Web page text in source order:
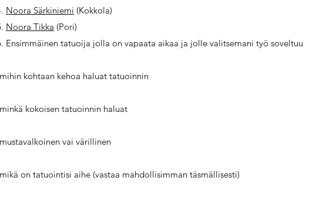
Noora Särkiniemi (Kokkola)
Noora Tikka (Pori)
Ensimmäinen tatuoija jolla on vapaata aikaa ja jolle valitsemani työ soveltuu
kohtaan kehoa haluat tatuoinnin
kokoisen tatuoinnin haluat
vai värillinen
on tatuointisi aihe (vastaa mahdollisimman täsmällisesti)